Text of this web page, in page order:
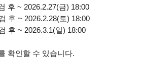
후 ~ 2026.2.27(금) 18:00
후 ~ 2026.2.28(토) 18:00
후 ~ 2026.3.1(일) 18:00
확인할 수 있습니다.